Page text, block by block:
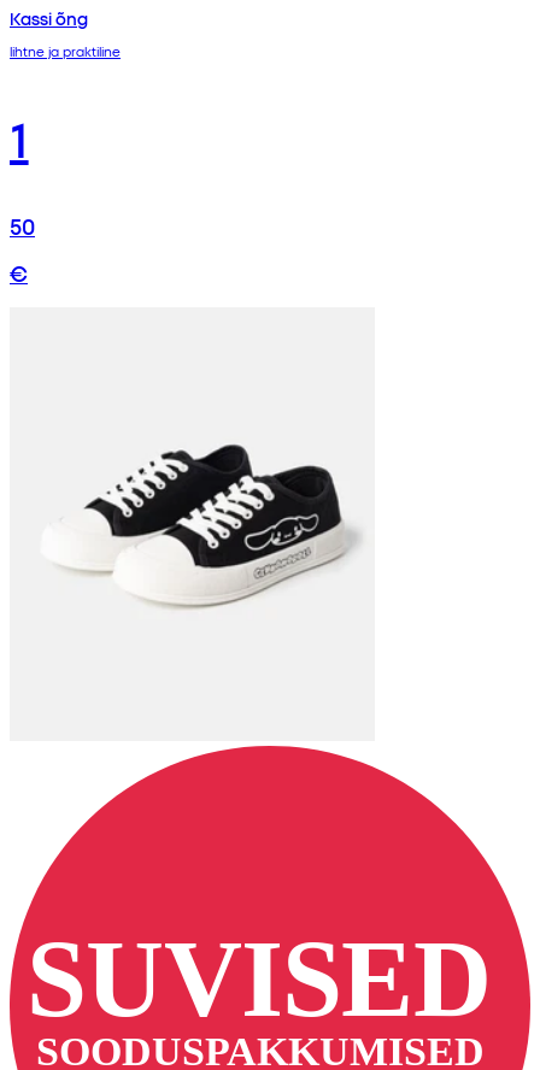
Kassi õng
lihtne ja praktiline
1
50
€